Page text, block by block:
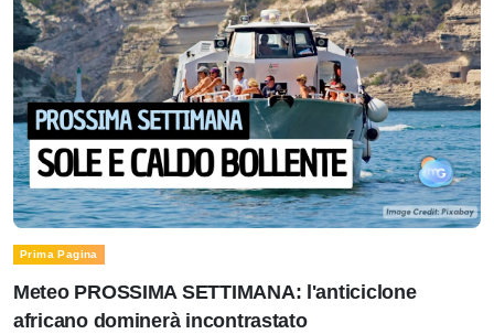
Prima Pagina
Meteo PROSSIMA SETTIMANA: l'anticiclone
africano dominerà incontrastato